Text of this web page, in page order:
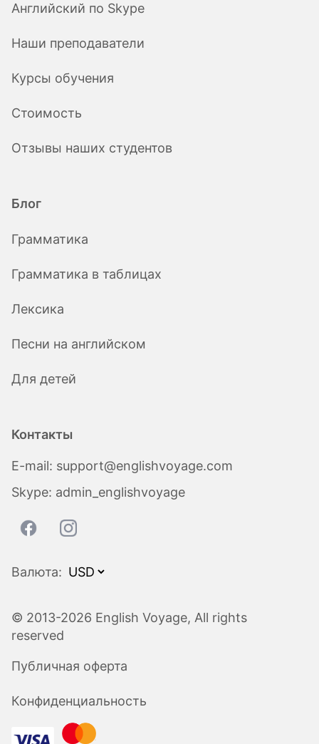
Английский по Skype
Наши преподаватели
Курсы обучения
Стоимость
Отзывы наших студентов
Блог
Грамматика
Грамматика в таблицах
Лексика
Песни на английском
Для детей
Контакты
E-mail: support@englishvoyage.com
Skype: admin_englishvoyage
Валюта:
© 2013-2026 English Voyage, All rights
reserved
Публичная оферта
Конфиденциальность